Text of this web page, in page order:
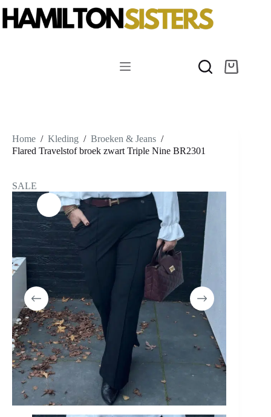
naar
de
Home / Kleding / Broeken & Jeans /
Flared Travelstof broek zwart Triple Nine BR2301
SALE